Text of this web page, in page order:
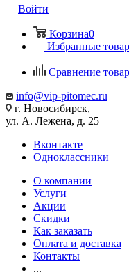
Войти
Корзина0
Избранные
Сравнение
info@vip-pitomec.ru
г. Новосибирск,
ул. А. Лежена, д. 25
Вконтакте
Одноклассники
О компании
Услуги
Акции
Скидки
Как заказать
Оплата и доставка
Контакты
...